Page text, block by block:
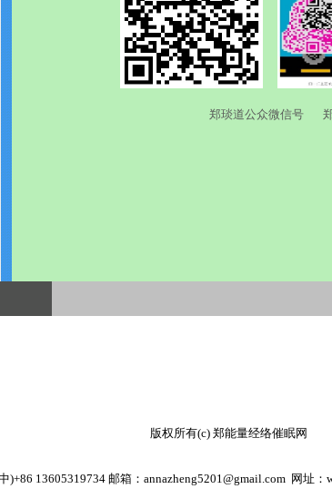
郑琰道公众微信
版权所有(c) 郑能量经络催眠网
)+86 13605319734 邮箱： annazheng5201@gmail.com网址：